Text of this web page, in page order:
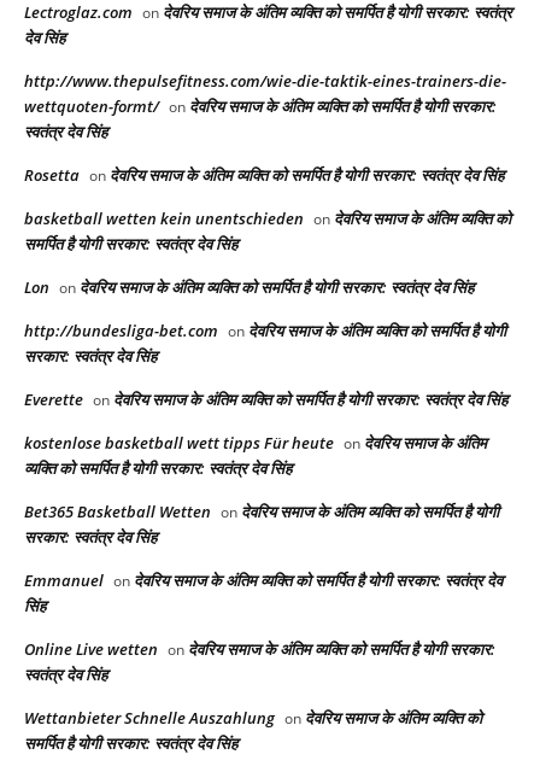
Lectroglaz.com on देवरिय समाज के अंतिम व्यक्ति को समर्पित है योगी सरकार: स्वतंत्र
देव सिंह
http://www.thepulsefitness.com/wie-die-taktik-eines-trainers-die-
wettquoten-formt/ on देवरिय समाज के अंतिम व्यक्ति को समर्पित है योगी सरकार:
स्वतंत्र देव सिंह
Rosetta on देवरिय समाज के अंतिम व्यक्ति को समर्पित है योगी सरकार: स्वतंत्र देव सिंह
basketball wetten kein unentschieden on देवरिय समाज के अंतिम व्यक्ति को
समर्पित है योगी सरकार: स्वतंत्र देव सिंह
Lon on देवरिय समाज के अंतिम व्यक्ति को समर्पित है योगी सरकार: स्वतंत्र देव सिंह
http://bundesliga-bet.com on देवरिय समाज के अंतिम व्यक्ति को समर्पित है योगी
सरकार: स्वतंत्र देव सिंह
Everette on देवरिय समाज के अंतिम व्यक्ति को समर्पित है योगी सरकार: स्वतंत्र देव सिंह
kostenlose basketball wett tipps Für heute on देवरिय समाज के अंतिम
व्यक्ति को समर्पित है योगी सरकार: स्वतंत्र देव सिंह
Bet365 Basketball Wetten on देवरिय समाज के अंतिम व्यक्ति को समर्पित है योगी
सरकार: स्वतंत्र देव सिंह
Emmanuel on देवरिय समाज के अंतिम व्यक्ति को समर्पित है योगी सरकार: स्वतंत्र देव
सिंह
Online Live wetten on देवरिय समाज के अंतिम व्यक्ति को समर्पित है योगी सरकार:
स्वतंत्र देव सिंह
Wettanbieter Schnelle Auszahlung on देवरिय समाज के अंतिम व्यक्ति को
समर्पित है योगी सरकार: स्वतंत्र देव सिंह